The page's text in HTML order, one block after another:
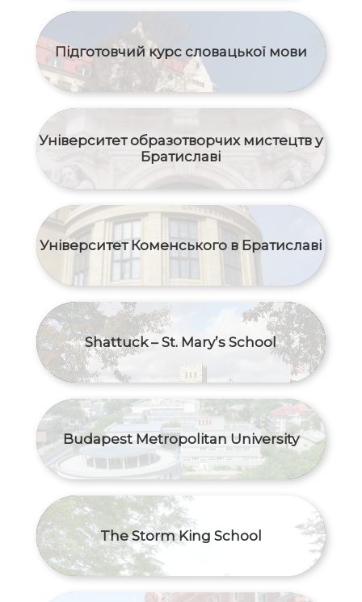
Підготовчий курс словацької мови
Університет образотворчих мистецтв у
Братиславі
Університет Коменського в Братиславі
Shattuck – St. Mary’s School
Budapest Metropolitan University
The Storm King School